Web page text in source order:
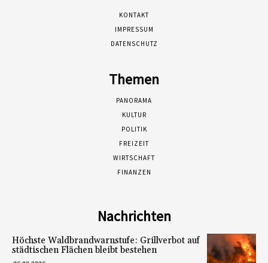
KONTAKT
IMPRESSUM
DATENSCHUTZ
Themen
PANORAMA
KULTUR
POLITIK
FREIZEIT
WIRTSCHAFT
FINANZEN
Nachrichten
Höchste Waldbrandwarnstufe: Grillverbot auf
städtischen Flächen bleibt bestehen